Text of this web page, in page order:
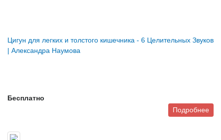
Цигун для легких и толстого кишечника - 6 Целительных Звуков
| Александра Наумова
Бесплатно
Подробнее